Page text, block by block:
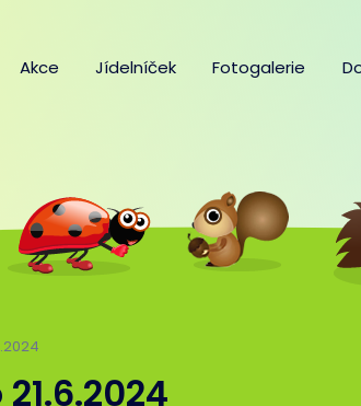
Akce Jídelníček Fotogalerie